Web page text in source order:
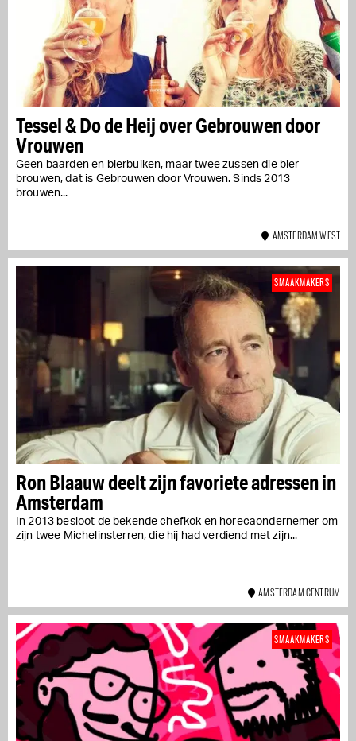
Tessel & Do de Heij over Gebrouwen door
Vrouwen
Geen baarden en bierbuiken, maar twee zussen die bier
brouwen, dat is Gebrouwen door Vrouwen. Sinds 2013
brouwen...
AMSTERDAM WEST
Ron Blaauw deelt zijn favoriete adressen in
Amsterdam
In 2013 besloot de bekende chefkok en horecaondernemer om
zijn twee Michelinsterren, die hij had verdiend met zijn...
SMAAKMAKERS
AMSTERDAM CENTRUM
SMAAKMAKERS